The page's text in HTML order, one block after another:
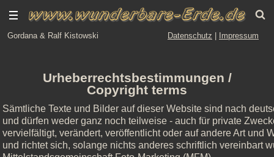
Gordana & Ralf Kistowski Datenschutz Impressum
Urheberrechtsbestimmungen /
Copyright terms
Sämtliche Texte und Bilder auf dieser Website sind nach
und dürfen weder ganz noch teilweise - auch für private
vervielfältigt, verändert, veröffentlicht oder auf andere Art und
und richtet sich, solange nichts anderes schriftlich vereinbart